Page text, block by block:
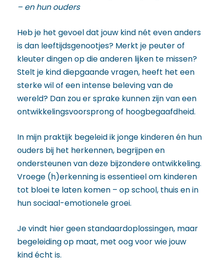
– en hun ouders
Heb je het gevoel dat jouw kind nét even anders
is dan leeftijdsgenootjes? Merkt je peuter of
kleuter dingen op die anderen lijken te missen?
Stelt je kind diepgaande vragen, heeft het een
sterke wil of een intense beleving van de
wereld? Dan zou er sprake kunnen zijn van een
ontwikkelingsvoorsprong of hoogbegaafdheid.
In mijn praktijk begeleid ik jonge kinderen én hun
ouders bij het herkennen, begrijpen en
ondersteunen van deze bijzondere ontwikkeling.
Vroege (h)erkenning is essentieel om kinderen
tot bloei te laten komen – op school, thuis en in
hun sociaal-emotionele groei.
Je vindt hier geen standaardoplossingen, maar
begeleiding op maat, met oog voor wie jouw
kind écht is.